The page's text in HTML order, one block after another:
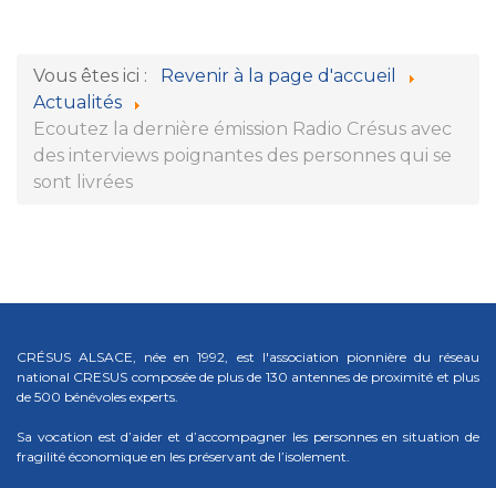
Vous êtes ici :
Revenir à la page d'accueil
Actualités
Ecoutez la dernière émission Radio Crésus avec
des interviews poignantes des personnes qui se
sont livrées
CRÉSUS ALSACE, née en 1992, est l'association pionnière du réseau
national CRESUS composée de plus de 130 antennes de proximité et plus
de 500 bénévoles experts.
Sa vocation est d’aider et d’accompagner les personnes en situation de
fragilité économique en les préservant de l’isolement.